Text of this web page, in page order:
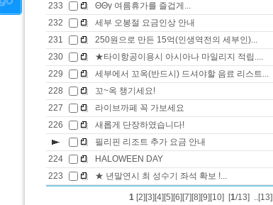
233
ΘΘγ 여름휴가를 즐겁게...
232
세부 오봉절 요금인상 안내
231
250원으로 만든 15억(인생역전의 세부인)...
230
★타이항공이용시 아시아나 마일리지 적립....
229
세부에서 꼬옥(반드시) 드셔야할 음료 리스트...
228
꼬~옥 챙기세요!
227
라이브까페 꼭 가보세요
226
새롭게 단장하였습니다!
필리핀 리조트 추가 요금 안내
224
HALOWEEN DAY
223
★ 년말연시 최 성수기 좌석 확보 !...
1 [2] [3] [4] [5] [6] [7] [8] [9] [10] [1/13] ..[13]